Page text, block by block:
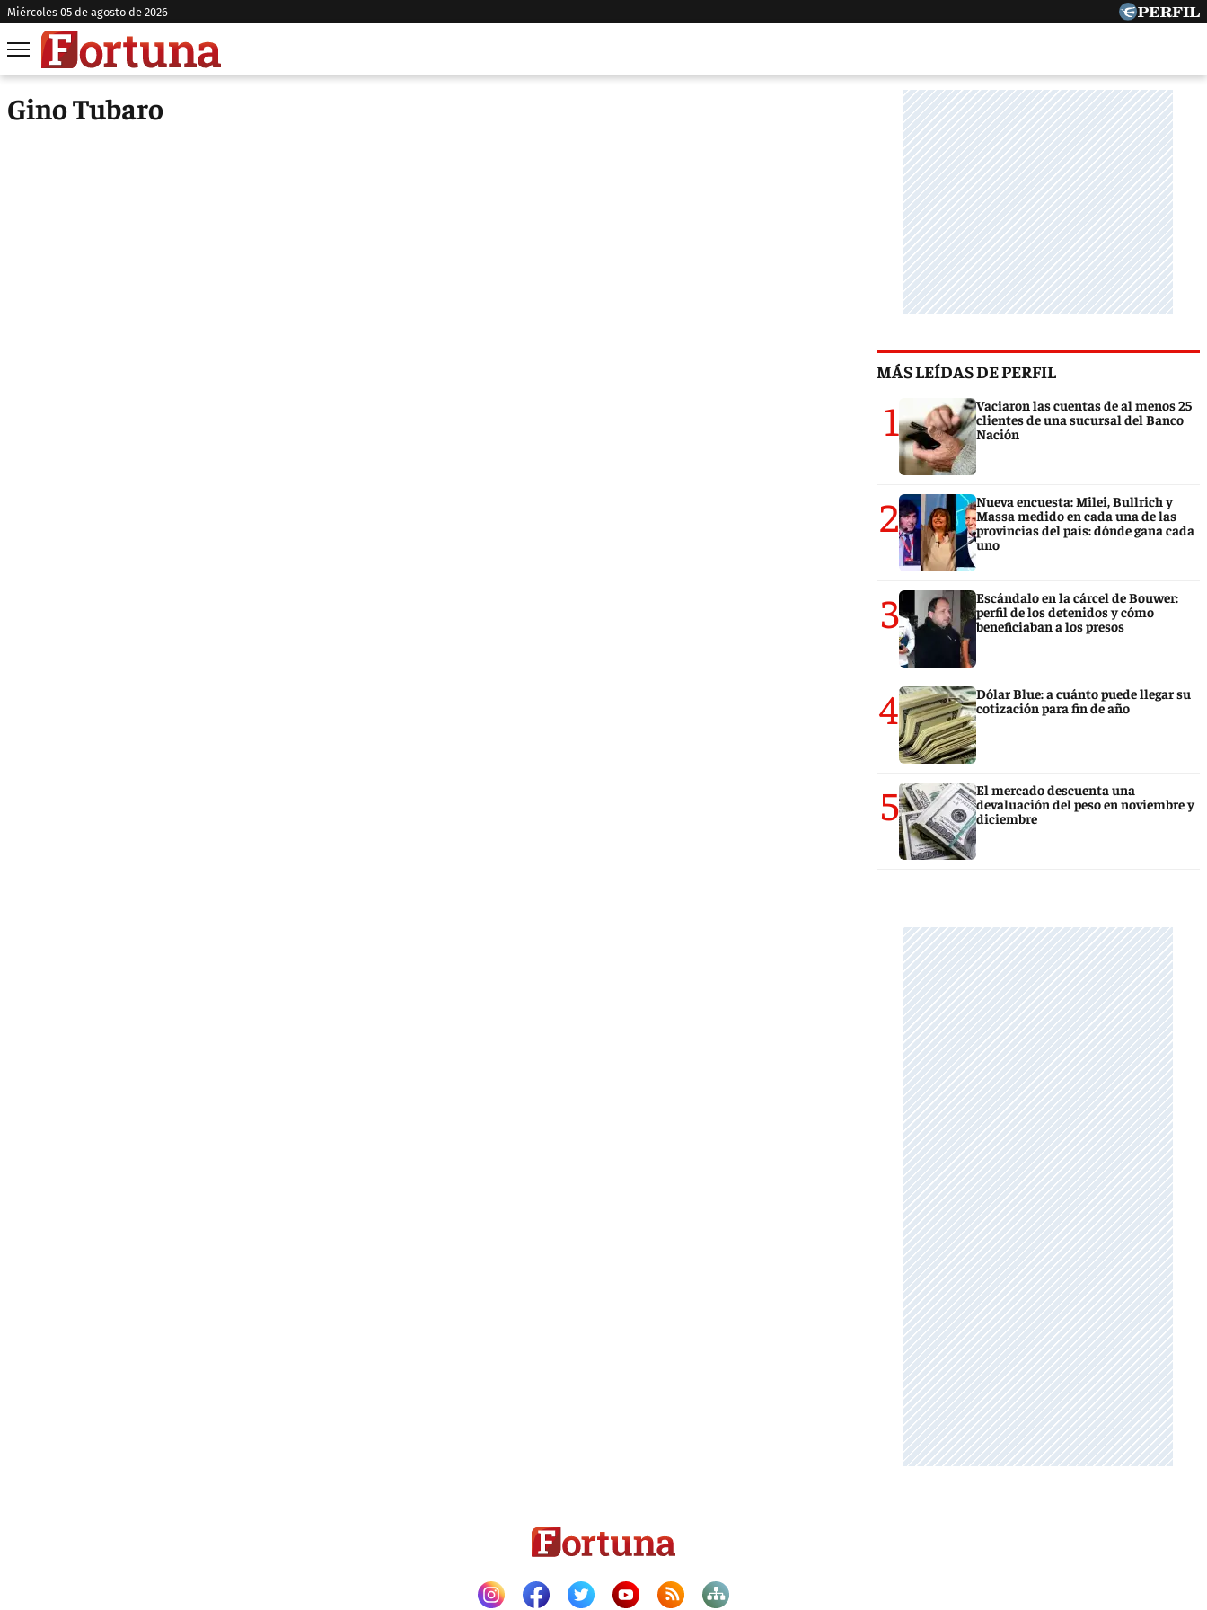
miércoles 05 de agosto de 2026
Gino Tubaro
MÁS LEÍDAS DE PERFIL
1
Vaciaron las cuentas de al menos 25
clientes de una sucursal del Banco
Nación
2
Nueva encuesta: Milei, Bullrich y
Massa medido en cada una de las
provincias del país: dónde gana cada
uno
3
Escándalo en la cárcel de Bouwer:
perfil de los detenidos y cómo
beneficiaban a los presos
4
Dólar Blue: a cuánto puede llegar su
cotización para fin de año
5
El mercado descuenta una
devaluación del peso en noviembre y
diciembre